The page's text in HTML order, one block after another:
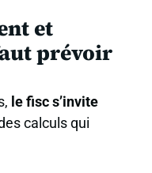
et
prévoir
le fisc s’invite
calculs qui